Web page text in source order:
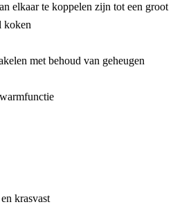
elkaar te koppelen zijn tot een groot
koken
met behoud van geheugen
krasvast